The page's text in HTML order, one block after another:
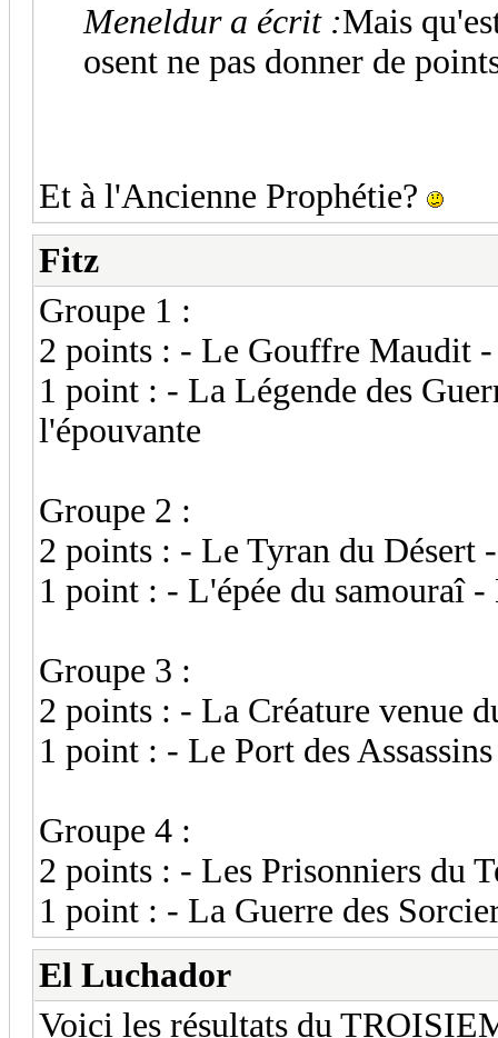
Meneldur a écrit :Mais
osent ne pas donner de
Et à l'Ancienne Prophétie?
Fitz
Groupe 1 :
2 points : - Le Gouffre Maudit
1 point : - La Légende des
l'épouvante
Groupe 2 :
2 points : - Le Tyran du Désert
1 point : - L'épée du samouraî
Groupe 3 :
2 points : - La Créature venue
1 point : - Le Port des
Groupe 4 :
2 points : - Les Prisonniers du
1 point : - La Guerre des
El Luchador
Voici les résultats du